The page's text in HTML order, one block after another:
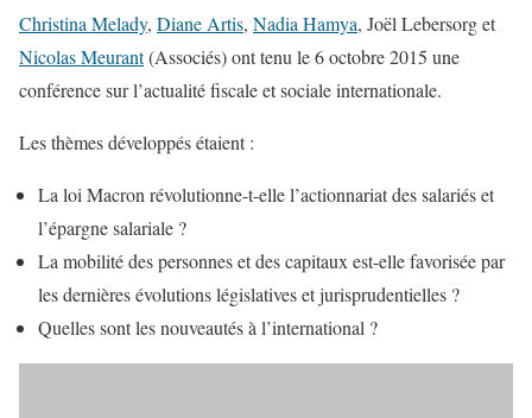
Christina Melady, Diane Artis, Nadia Hamya, Joël Lebersorg et
Nicolas Meurant(Associés) ont tenu le 6 octobre 2015 une
conférence sur l’actualité fiscale et sociale internationale.
Les thèmes développés étaient :
La loi Macron révolutionne-t-elle l’actionnariat des salariés et
l’épargne salariale ?
La mobilité des personnes et des capitaux est-elle favorisée par
les dernières évolutions législatives et jurisprudentielles ?
Quelles sont les nouveautés à l’international ?